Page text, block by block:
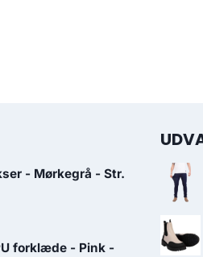
- Mørkegrå - Str.
forklæde - Pink -